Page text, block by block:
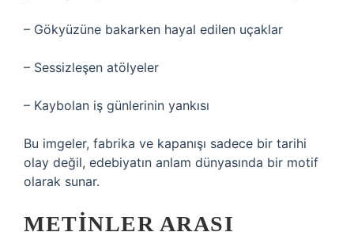
– Gökyüzüne bakarken hayal edilen uçaklar
– Sessizleşen atölyeler
– Kaybolan iş günlerinin yankısı
Bu imgeler, fabrika ve kapanışı sadece bir tarihi
olay değil, edebiyatın anlam dünyasında bir motif
olarak sunar.
METINLER ARASI